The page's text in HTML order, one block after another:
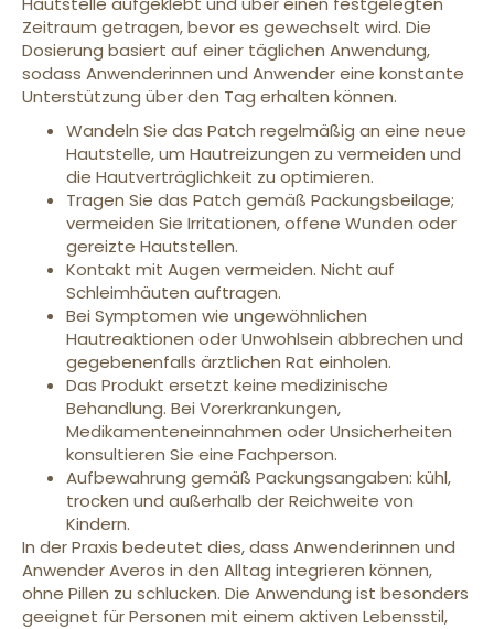
Zeitraum getragen, bevor es gewechselt wird. Die
Dosierung basiert auf einer täglichen Anwendung,
sodass Anwenderinnen und Anwender eine konstante
Unterstützung über den Tag erhalten können.
Wandeln Sie das Patch regelmäßig an eine neue
Hautstelle, um Hautreizungen zu vermeiden und
die Hautverträglichkeit zu optimieren.
Tragen Sie das Patch gemäß Packungsbeilage;
vermeiden Sie Irritationen, offene Wunden oder
gereizte Hautstellen.
Kontakt mit Augen vermeiden. Nicht auf
Schleimhäuten auftragen.
Bei Symptomen wie ungewöhnlichen
Hautreaktionen oder Unwohlsein abbrechen und
gegebenenfalls ärztlichen Rat einholen.
Das Produkt ersetzt keine medizinische
Behandlung. Bei Vorerkrankungen,
Medikamenteneinnahmen oder Unsicherheiten
konsultieren Sie eine Fachperson.
Aufbewahrung gemäß Packungsangaben: kühl,
trocken und außerhalb der Reichweite von
Kindern.
In der Praxis bedeutet dies, dass Anwenderinnen und
Anwender Averos in den Alltag integrieren können,
ohne Pillen zu schlucken. Die Anwendung ist besonders
geeignet für Personen mit einem aktiven Lebensstil,